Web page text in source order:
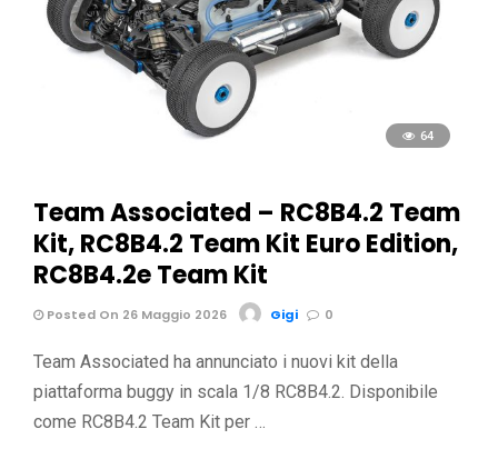
64
Team Associated – RC8B4.2 Team
Kit, RC8B4.2 Team Kit Euro Edition,
RC8B4.2e Team Kit
Posted On 26 Maggio 2026 Gigi 0
Team Associated ha annunciato i nuovi kit della
piattaforma buggy in scala 1/8 RC8B4.2. Disponibile
come RC8B4.2 Team Kit per …